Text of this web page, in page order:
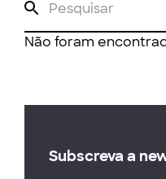
Não foram
Subscreva a